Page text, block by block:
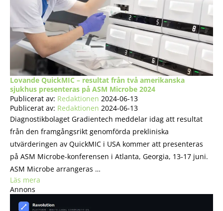
Lovande QuickMIC – resultat från två amerikanska
sjukhus presenteras på ASM Microbe 2024
Publicerat av: Redaktionen 2024-06-13
Publicerat av: Redaktionen 2024-06-13
Diagnostikbolaget Gradientech meddelar idag att resultat
från den framgångsrikt genomförda prekliniska
utvärderingen av QuickMIC i USA kommer att presenteras
på ASM Microbe-konferensen i Atlanta, Georgia, 13-17 juni.
ASM Microbe arrangeras …
Läs mera
Annons